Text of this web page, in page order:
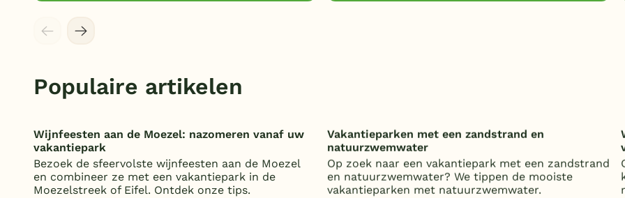
Populaire artikelen
Wijnfeesten aan de Moezel: nazomeren vanaf uw
vakantiepark
Bezoek de sfeervolste wijnfeesten aan de Moezel
en combineer ze met een vakantiepark in de
Moezelstreek of Eifel. Ontdek onze tips.
Vakantieparken met een zandstrand en
natuurzwemwater
Op zoek naar een vakantiepark met een zandstrand
en natuurzwemwater? We tippen de mooiste
vakantieparken met natuurzwemwater.